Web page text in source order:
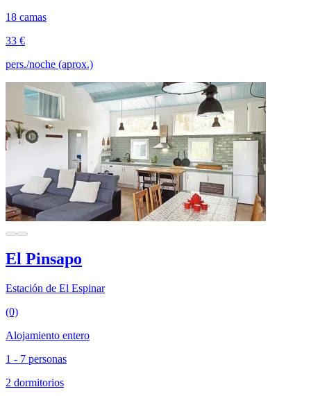
18 camas
33 €
pers./noche (aprox.)
El Pinsapo
Estación de El Espinar
(0)
Alojamiento entero
1 - 7 personas
2 dormitorios